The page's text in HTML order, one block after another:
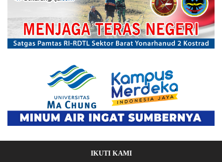
IKUTI KAMI